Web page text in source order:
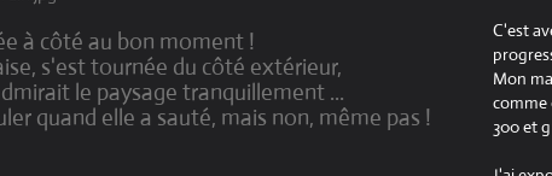
à côté au bon moment !
s'est tournée du côté extérieur,
le paysage tranquillement ...
quand elle a sauté, mais non, même pas !
C'est
Mon
comme
300 et